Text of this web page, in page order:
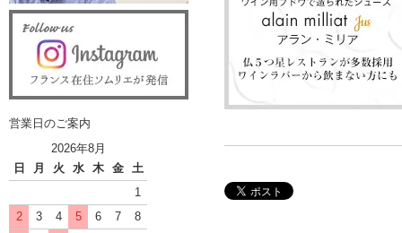
営業日のご案内
2026年8月
日
月 火 水 木 金
土
1
2
3 4 5 6 7
8